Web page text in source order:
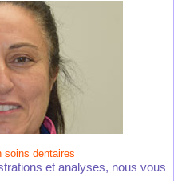
soins dentaires
et analyses, nous vous